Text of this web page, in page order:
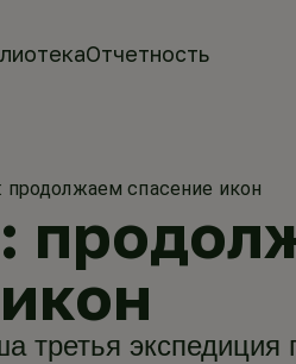
Отчетность
продолжаем спасение икон
третья экспедиция